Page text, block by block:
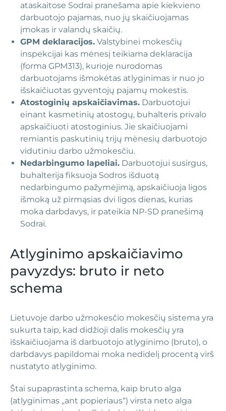
ataskaitose Sodrai pranešama apie kiekvieno
darbuotojo pajamas, nuo jų skaičiuojamas
įmokas ir valandų skaičių.
GPM deklaracijos. Valstybinei mokesčių
inspekcijai kas mėnesį teikiama deklaracija
(forma GPM313), kurioje nurodomas
darbuotojams išmokėtas atlyginimas ir nuo jo
išskaičiuotas gyventojų pajamų mokestis.
Atostoginių apskaičiavimas. Darbuotojui
einant kasmetinių atostogų, buhalteris privalo
apskaičiuoti atostoginius. Jie skaičiuojami
remiantis paskutinių trijų mėnesių darbuotojo
vidutiniu darbo užmokesčiu.
Nedarbingumo lapeliai. Darbuotojui susirgus,
buhalterija fiksuoja Sodros išduotą
nedarbingumo pažymėjimą, apskaičiuoja ligos
išmoką už pirmąsias dvi ligos dienas, kurias
moka darbdavys, ir pateikia NP-SD pranešimą
Sodrai.
Atlyginimo apskaičiavimo
pavyzdys: bruto ir neto
schema
Lietuvoje darbo užmokesčio mokesčių sistema yra
sukurta taip, kad didžioji dalis mokesčių yra
išskaičiuojama iš darbuotojo atlyginimo (bruto), o
darbdavys papildomai moka nedidelį procentą virš
nustatyto atlyginimo.
Štai supaprastinta schema, kaip bruto alga
(atlyginimas „ant popieriaus“) virsta neto alga